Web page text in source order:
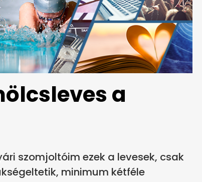
a
szomjoltóim ezek a levesek, csak
minimum kétféle